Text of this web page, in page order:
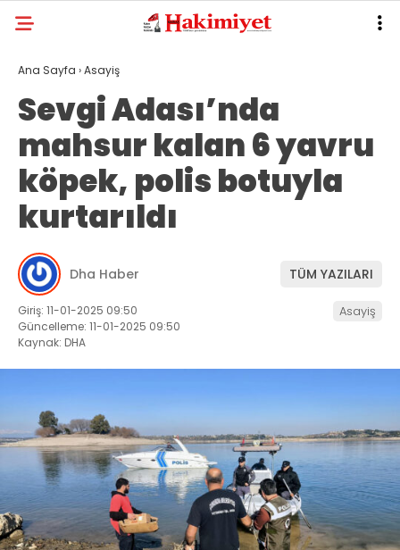
Ana Sayfa ›Asayiş
Sevgi Adası’nda
mahsur kalan 6 yavru
köpek, polis botuyla
kurtarıldı
Dha Haber TÜM YAZILARI
Giriş: 11-01-2025 09:50
Güncelleme: 11-01-2025 09:50
Kaynak: DHA
Asayiş